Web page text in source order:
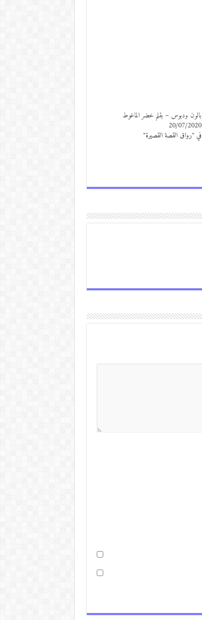
بالون ودبوس – بقلم خضر الماغوط
20/07/2020
في "رواق القصة القصيرة"